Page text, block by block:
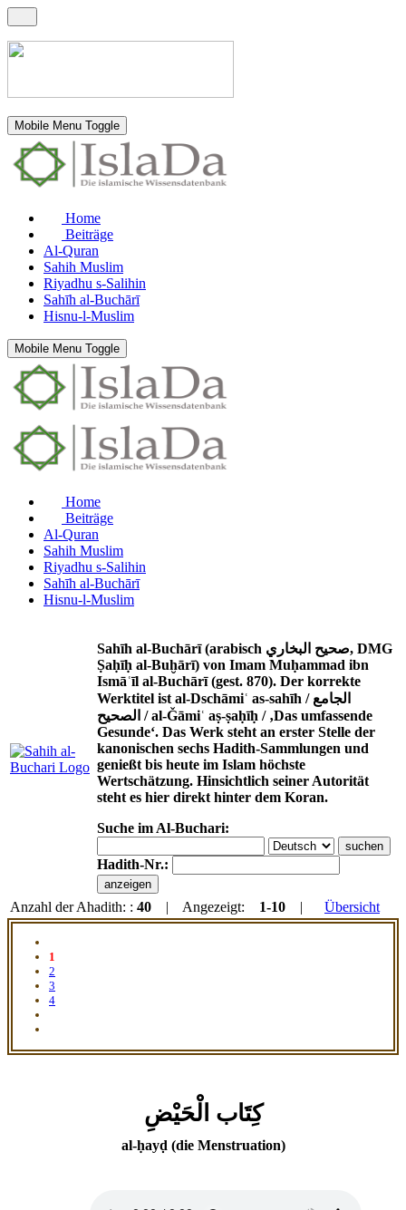
Mobile Menu Toggle
Home
Beiträge
Al-Quran
Sahih Muslim
Riyadhu s-Salihin
Sahīh al-Buchārī
Hisnu-l-Muslim
Mobile Menu Toggle
Home
Beiträge
Al-Quran
Sahih Muslim
Riyadhu s-Salihin
Sahīh al-Buchārī
Hisnu-l-Muslim
Sahīh al-Buchārī (arabisch صحيح البخاري, DMG
Ṣaḥīḥ al-Buḫārī) von Imam Muḥammad ibn
Ismāʿīl al-Buchārī (gest. 870). Der korrekte
Werktitel ist al-Dschāmiʿ as-sahīh / الجامع
الصحيح / al-Ǧāmiʿ aṣ-ṣaḥīḥ / ‚Das umfassende
Gesunde‘. Das Werk steht an erster Stelle der
kanonischen sechs Hadith-Sammlungen und
genießt bis heute im Islam höchste
Wertschätzung. Hinsichtlich seiner Autorität
steht es hier direkt hinter dem Koran.
Suche im Al-Buchari:
Hadith-Nr.:
Anzahl der Ahadith: : 40 | Angezeigt: 1-10 | Übersicht
1
2
3
4
كِتَاب الْحَيْضِ
al-ḥayḍ (die Menstruation)